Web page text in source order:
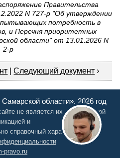
Правительства
N 727-р "Об утверждении
потребность в
и Перечня приоритетных
области" от 13.01.2026 N
2-р
|Следующий документ ›
области», 2026 год
не является их официальной
и
справочный характер
pravo.ru